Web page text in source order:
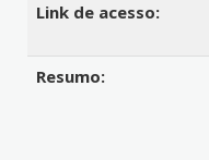
Link de acesso:
Resumo: